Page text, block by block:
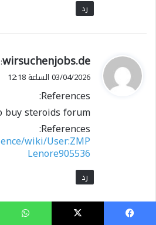
رد
ي
ق
ل
wirsuchenjobs.de
:
03/04/2026 الساعة 12:18
References:
buy steroids forum
References:
wiki/User:ZMP
Lenore905536
رد